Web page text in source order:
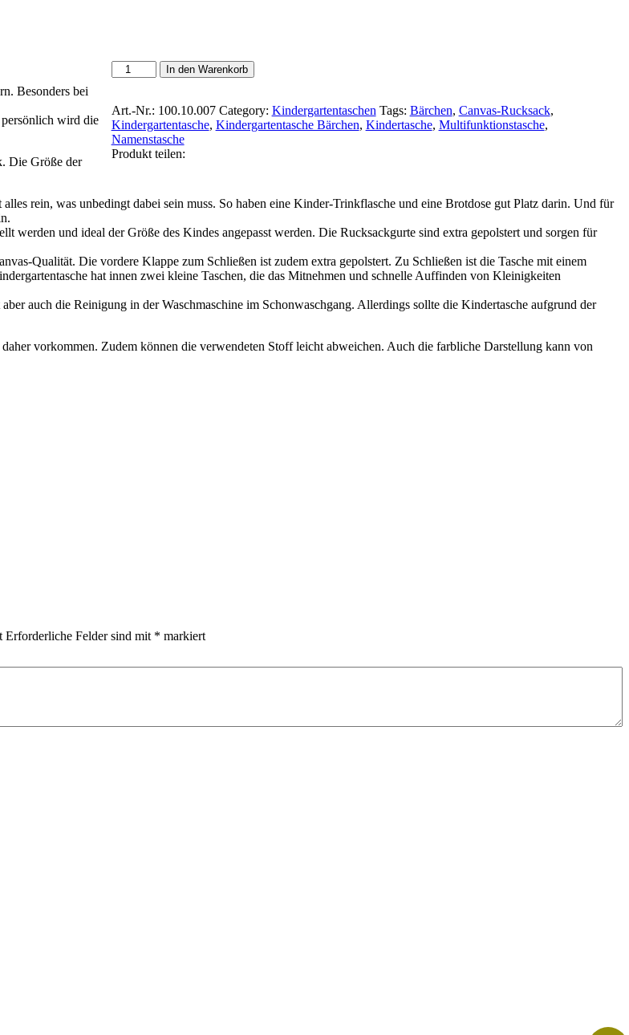
Kindergartentasche
Bärchen
Wunsch
mit
Namen
quantity
In den Warenkorb
Art.-Nr.: 100.10.007 Category: Kindergartentaschen Tags: Bärchen, Canvas-Rucksack,
Kindergartentasche, Kindergartentasche Bärchen, Kindertasche, Multifunktionstasche,
Namenstasche
Produkt teilen:
Besonders bei
wird die
Die Größe der
rein, was unbedingt dabei sein muss. So haben eine Kinder-Trinkflasche und eine Brotdose gut Platz darin. Und für
werden und ideal der Größe des Kindes angepasst werden. Die Rucksackgurte sind extra gepolstert und sorgen für
Qualität. Die vordere Klappe zum Schließen ist zudem extra gepolstert. Zu Schließen ist die Tasche mit einem
hat innen zwei kleine Taschen, die das Mitnehmen und schnelle Auffinden von Kleinigkeiten
auch die Reinigung in der Waschmaschine im Schonwaschgang. Allerdings sollte die Kindertasche aufgrund der
vorkommen. Zudem können die verwendeten Stoff leicht abweichen. Auch die farbliche Darstellung kann von
Erforderliche Felder sind mit * markiert